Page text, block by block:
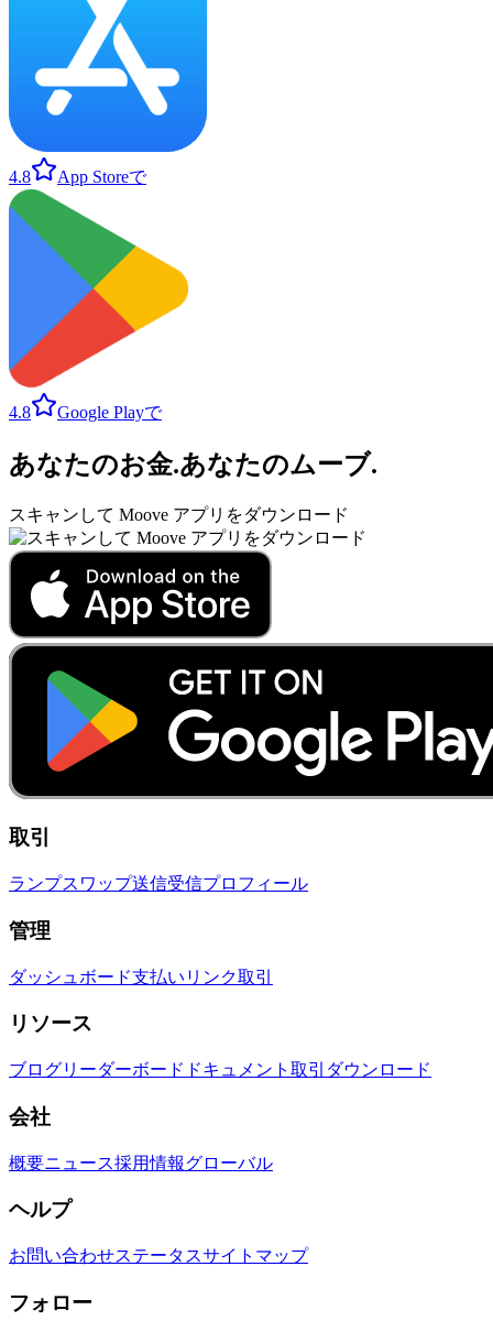
4.8 App Storeで
4.8 Google Playで
あなたのお金.あなたのムーブ.
スキャンして Moove アプリをダウンロード
取引
ランプスワップ送信受信プロフィール
管理
ダッシュボード支払いリンク取引
リソース
ブログリーダーボード ドキュメント 取引 ダウンロード
会社
概要ニュース採用情報グローバル
ヘルプ
お問い合わせステータスサイトマップ
フォロー